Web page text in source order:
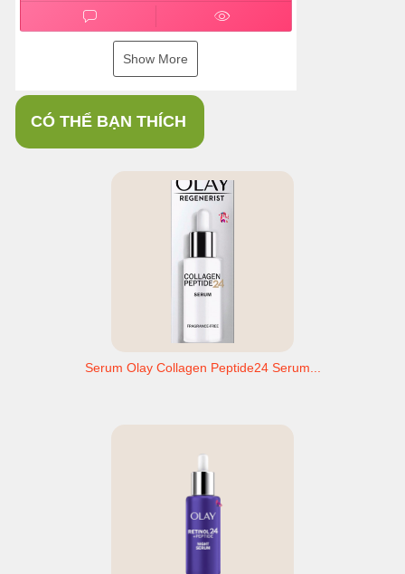
Show More
CÓ THỂ BẠN THÍCH
Serum Olay Collagen Peptide24 Serum...